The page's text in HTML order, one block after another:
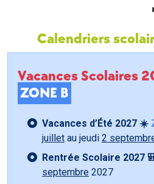
Calendriers
Vacances Scolaires
ZONE B
Vacances d’Été 2027 ☀️
juillet au jeudi 2
Rentrée Scolaire 2027
septembre 2027